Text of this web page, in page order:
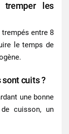
les
entre 8
le temps de
cuits ?
une bonne
cuisson, un